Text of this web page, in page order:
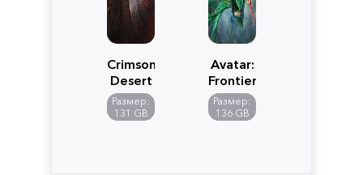
Crimson
Desert
Размер:
131 GB
Avatar:
Frontiers
of
Pandora
Размер:
136 GB